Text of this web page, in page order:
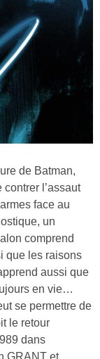
de Batman,
l’assaut
face au
un
comprend
que les raisons
aussi que
en vie…
se permettre de
le retour
dans
GRANT et